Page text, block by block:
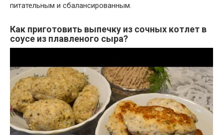
питательным и сбалансированным.
Как приготовить выпечку из сочных котлет в
соусе из плавленого сыра?